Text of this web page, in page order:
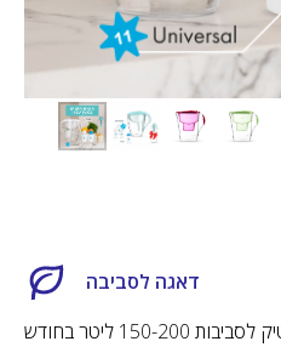
דאגה לסביבה
ליטר בחודש
אנחנו רוצים לעזור לכם! ב - Dafi Care נדאג